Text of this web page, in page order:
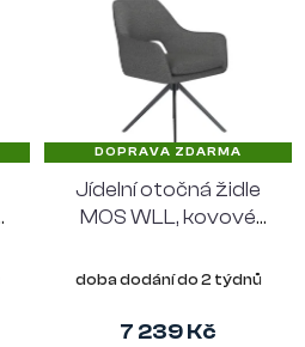
DOPRAVA ZDARMA
Jídelní otočná židle
MOS WLL, kovové
šedý látkový potah
doba dodání do 2 týdnů
7 239 Kč